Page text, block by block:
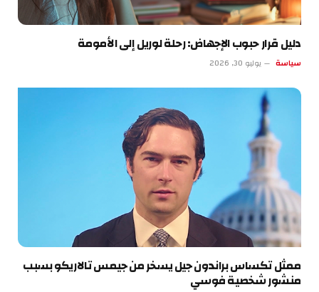
دليل قرار حبوب الإجهاض: رحلة لوريل إلى الأمومة
سياسة يوليو 30, 2026
ممثل تكساس براندون جيل يسخر من جيمس تالاريكو بسبب
منشور شخصية فوسي